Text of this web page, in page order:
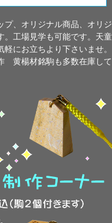
プ、オリジナル商品、オリジ
。工場見学も可能です。天童
にお立ちより下さいませ。
黄楊材銘駒も多数在庫して